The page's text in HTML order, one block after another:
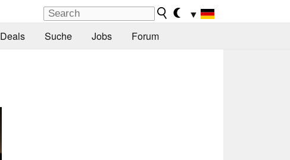
▼
Deals Suche Jobs Forum